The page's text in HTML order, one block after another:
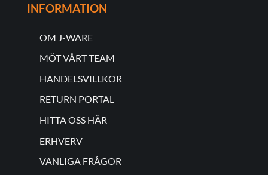
INFORMATION
OM J-WARE
MÖT VÅRT TEAM
HANDELSVILLKOR
RETURN PORTAL
HITTA OSS HÄR
ERHVERV
VANLIGA FRÅGOR